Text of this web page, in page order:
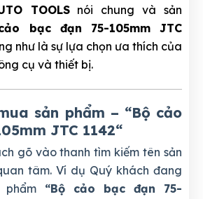
TOOLSnói chung và sản
bạc đạn 75-105mm JTC
như là sự lựa chọn ưa thích của
cụ và thiết bị.
sản phẩm – “Bộ cảo
JTC 1142“
gõ vào thanh tìm kiếm tên sản
tâm. Ví dụ Quý khách đang
phẩm “Bộ cảo bạc đạn 75-